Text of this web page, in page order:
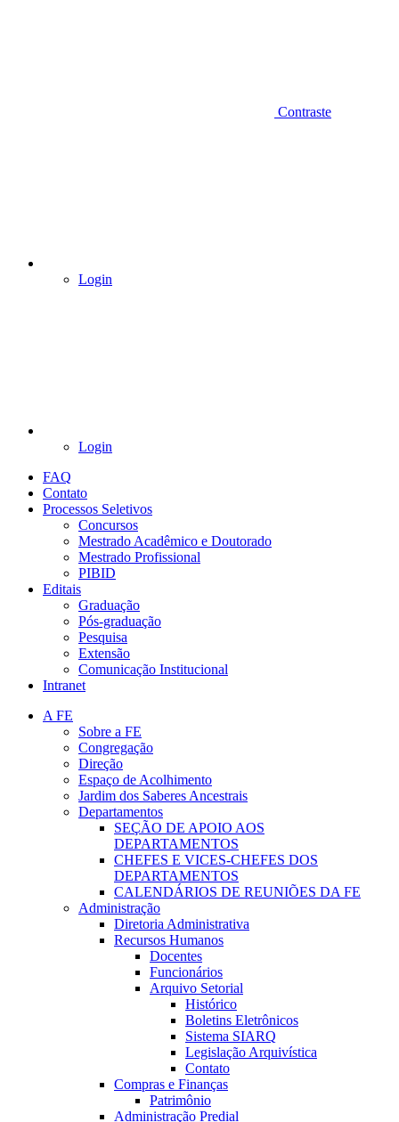
Contraste
Login
Login
FAQ
Contato
Processos Seletivos
Concursos
Mestrado Acadêmico e Doutorado
Mestrado Profissional
PIBID
Editais
Graduação
Pós-graduação
Pesquisa
Extensão
Comunicação Institucional
Intranet
A FE
Sobre a FE
Congregação
Direção
Espaço de Acolhimento
Jardim dos Saberes Ancestrais
Departamentos
SEÇÃO DE APOIO AOS
DEPARTAMENTOS
CHEFES E VICES-CHEFES DOS
DEPARTAMENTOS
CALENDÁRIOS DE REUNIÕES DA FE
Administração
Diretoria Administrativa
Recursos Humanos
Docentes
Funcionários
Arquivo Setorial
Histórico
Boletins Eletrônicos
Sistema SIARQ
Legislação Arquivística
Contato
Compras e Finanças
Patrimônio
Administração Predial